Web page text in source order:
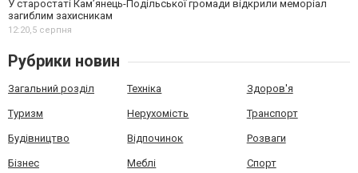
У старостаті Кам’янець-Подільської громади відкрили меморіал
загиблим захисникам
12:20,5 серпня
Рубрики новин
Загальний розділ Техніка Здоров'я
Туризм Нерухомість Транспорт
Будівництво Відпочинок Розваги
Бізнес Меблі Спорт